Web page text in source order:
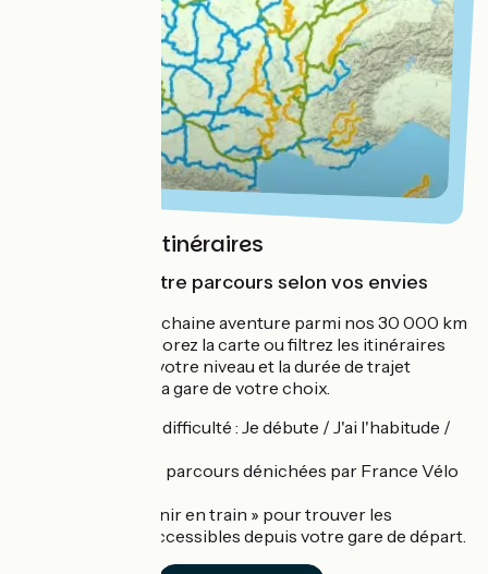
La carte des itinéraires
Pour trouver votre parcours selon vos envies
Trouvez votre prochaine aventure parmi nos 30 000 km
de parcours ! Explorez la carte ou filtrez les itinéraires
selon vos envies, votre niveau et la durée de trajet
souhaitée depuis la gare de votre choix.
3 niveaux de difficulté : Je débute / J'ai l'habitude /
Des idées de parcours dénichées par France Vélo
Le filtre « Venir en train » pour trouver les
itinéraires accessibles depuis votre gare de départ.